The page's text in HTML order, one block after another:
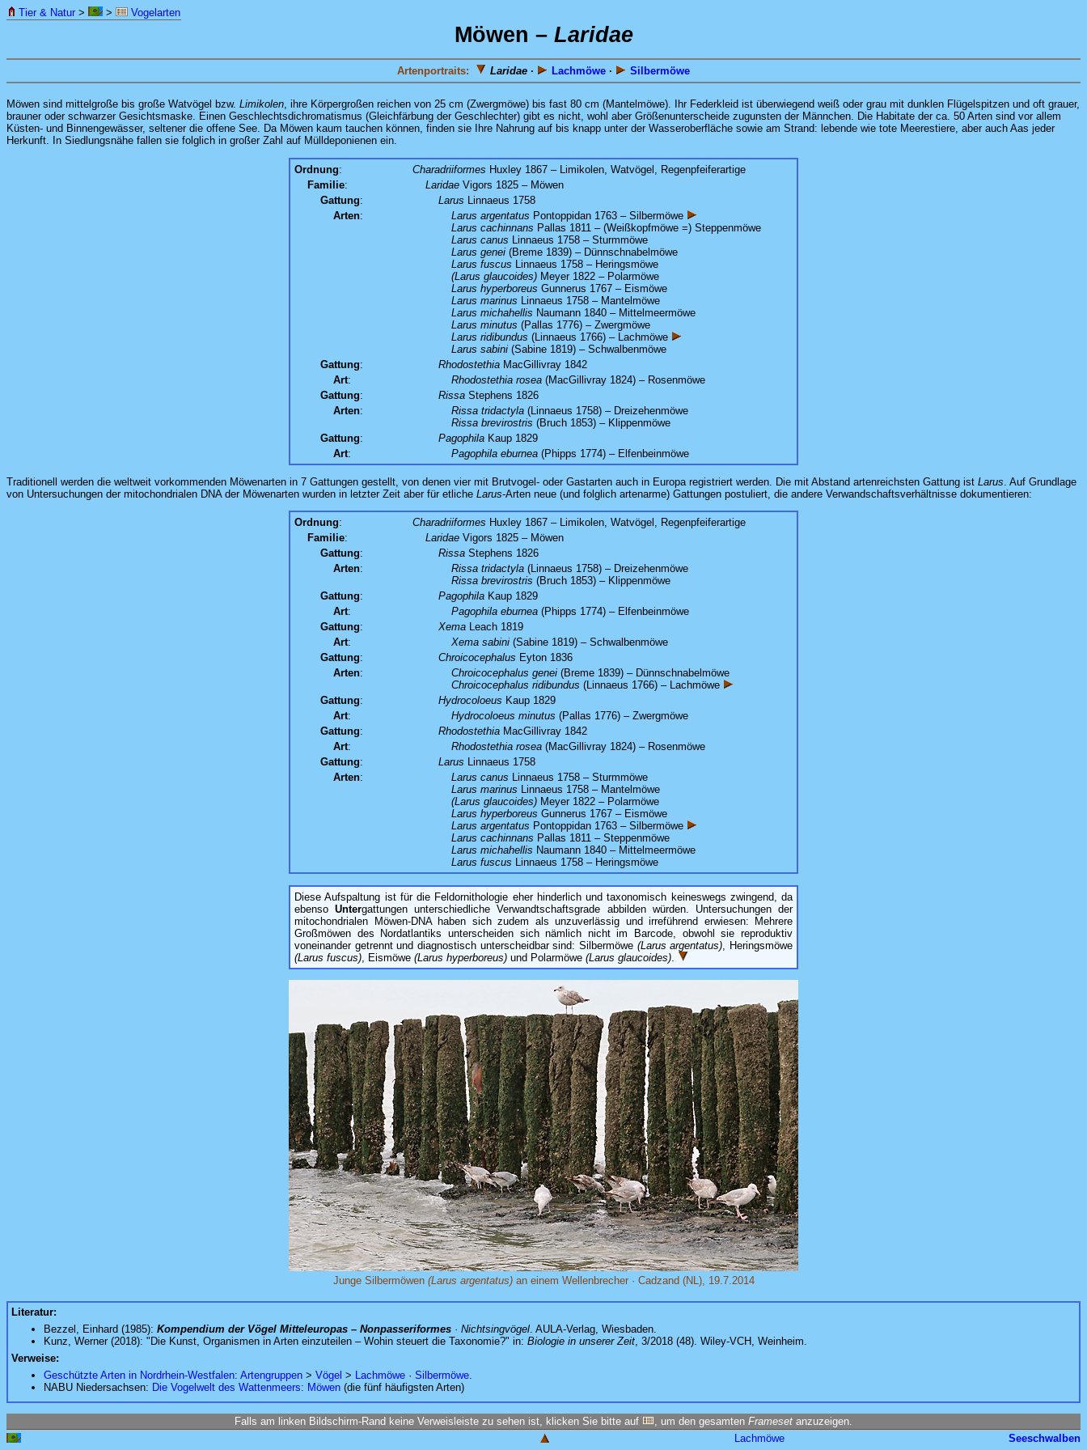
Tier & Natur > > Vogelarten
Möwen – Laridae
Artenportraits: Laridae · Lachmöwe · Silbermöwe
Möwen sind mittelgroße bis große Watvögel bzw. Limikolen, ihre Körpergroßen reichen von 25 cm (Zwergmöwe) bis fast 80 cm (Mantelmöwe). Ihr Federkleid ist überwiegend weiß oder grau mit dunklen Flügelspitzen und oft grauer,
brauner oder schwarzer Gesichtsmaske. Einen Geschlechtsdichromatismus (Gleichfärbung der Geschlechter) gibt es nicht, wohl aber Größenunterscheide zugunsten der Männchen. Die Habitate der ca. 50 Arten sind vor allem
Küsten- und Binnengewässer, seltener die offene See. Da Möwen kaum tauchen können, finden sie Ihre Nahrung auf bis knapp unter der Wasseroberfläche sowie am Strand: lebende wie tote Meerestiere, aber auch Aas jeder
Herkunft. In Siedlungsnähe fallen sie folglich in großer Zahl auf Mülldeponienen ein.
Ordnung: Charadriiformes Huxley 1867 – Limikolen, Watvögel, Regenpfeiferartige
Familie: Laridae Vigors 1825 – Möwen
Gattung: Larus Linnaeus 1758
Arten: Larus argentatus Pontoppidan 1763 – Silbermöwe
Larus cachinnans Pallas 1811 – (Weißkopfmöwe =) Steppenmöwe
Larus canus Linnaeus 1758 – Sturmmöwe
Larus genei (Breme 1839) – Dünnschnabelmöwe
Larus fuscus Linnaeus 1758 – Heringsmöwe
(Larus glaucoides) Meyer 1822 – Polarmöwe
Larus hyperboreus Gunnerus 1767 – Eismöwe
Larus marinus Linnaeus 1758 – Mantelmöwe
Larus michahellis Naumann 1840 – Mittelmeermöwe
Larus minutus (Pallas 1776) – Zwergmöwe
Larus ridibundus (Linnaeus 1766) – Lachmöwe
Larus sabini (Sabine 1819) – Schwalbenmöwe
Gattung: Rhodostethia MacGillivray 1842
Art: Rhodostethia rosea (MacGillivray 1824) – Rosenmöwe
Gattung: Rissa Stephens 1826
Arten: Rissa tridactyla (Linnaeus 1758) – Dreizehenmöwe
Rissa brevirostris (Bruch 1853) – Klippenmöwe
Gattung: Pagophila Kaup 1829
Art: Pagophila eburnea (Phipps 1774) – Elfenbeinmöwe
Traditionell werden die weltweit vorkommenden Möwenarten in 7 Gattungen gestellt, von denen vier mit Brutvogel- oder Gastarten auch in Europa registriert werden. Die mit Abstand artenreichsten Gattung ist Larus . Auf Grundlage
von Untersuchungen der mitochondrialen DNA der Möwenarten wurden in letzter Zeit aber für etliche Larus-Arten neue (und folglich artenarme) Gattungen postuliert, die andere Verwandschaftsverhältnisse dokumentieren:
Ordnung: Charadriiformes Huxley 1867 – Limikolen, Watvögel, Regenpfeiferartige
Familie: Laridae Vigors 1825 – Möwen
Gattung: Rissa Stephens 1826
Arten: Rissa tridactyla (Linnaeus 1758) – Dreizehenmöwe
Rissa brevirostris (Bruch 1853) – Klippenmöwe
Gattung: Pagophila Kaup 1829
Art: Pagophila eburnea (Phipps 1774) – Elfenbeinmöwe
Gattung: Xema Leach 1819
Art: Xema sabini (Sabine 1819) – Schwalbenmöwe
Gattung: Chroicocephalus Eyton 1836
Arten: Chroicocephalus genei (Breme 1839) – Dünnschnabelmöwe
Chroicocephalus ridibundus (Linnaeus 1766) – Lachmöwe
Gattung: Hydrocoloeus Kaup 1829
Art: Hydrocoloeus minutus (Pallas 1776) – Zwergmöwe
Gattung: Rhodostethia MacGillivray 1842
Art: Rhodostethia rosea (MacGillivray 1824) – Rosenmöwe
Gattung: Larus Linnaeus 1758
Arten: Larus canus Linnaeus 1758 – Sturmmöwe
Larus marinus Linnaeus 1758 – Mantelmöwe
(Larus glaucoides) Meyer 1822 – Polarmöwe
Larus hyperboreus Gunnerus 1767 – Eismöwe
Larus argentatus Pontoppidan 1763 – Silbermöwe
Larus cachinnans Pallas 1811 – Steppenmöwe
Larus michahellis Naumann 1840 – Mittelmeermöwe
Larus fuscus Linnaeus 1758 – Heringsmöwe
Diese Aufspaltung ist für die Feldornithologie eher hinderlich und taxonomisch keineswegs zwingend, da
ebensoUntergattungen unterschiedliche Verwandtschaftsgrade abbilden würden. Untersuchungen der
mitochondrialen Möwen-DNA haben sich zudem als unzuverlässig und irreführend erwiesen: Mehrere
Großmöwen des Nordatlantiks unterscheiden sich nämlich nicht im Barcode, obwohl sie reproduktiv
voneinander getrennt und diagnostisch unterscheidbar sind: Silbermöwe (Larus argentatus) , Heringsmöwe
(Larus fuscus) , Eismöwe (Larus hyperboreus) und Polarmöwe (Larus glaucoides)
Junge Silbermöwen (Larus argentatus)an einem Wellenbrecher · Cadzand (NL), 19.7.2014
Literatur:
Bezzel, Einhard (1985): Kompendium der Vögel Mitteleuropas – Nonpasseriformes · Nichtsingvögel . AULA-Verlag, Wiesbaden.
Kunz, Werner (2018): "Die Kunst, Organismen in Arten einzuteilen – Wohin steuert die Taxonomie?" in: Biologie in unserer Zeit , 3/2018 (48). Wiley-VCH, Weinheim.
Verweise:
Geschützte Arten in Nordrhein-Westfalen: Artengruppen > Vögel > Lachmöwe · Silbermöwe
NABU Niedersachsen: Die Vogelwelt des Wattenmeers: Möwen (die fünf häufigsten Arten)
Falls am linken Bildschirm-Rand keine Verweisleiste zu sehen ist, klicken Sie bitte auf , um den gesamten Frameset anzuzeigen.
Lachmöwe
Seeschwalben